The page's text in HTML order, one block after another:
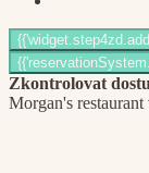
Zkontrolovat
Morgan's